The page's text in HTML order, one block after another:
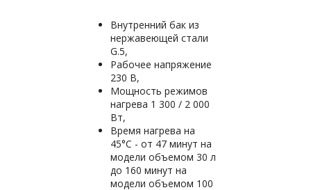
Внутренний бак из
нержавеющей стали
G.5,
Рабочее напряжение
230 В,
Мощность режимов
нагрева 1 300 / 2 000
Вт,
Время нагрева на
45°С - от 47 минут на
модели объемом 30 л
до 160 минут на
модели объемом 100